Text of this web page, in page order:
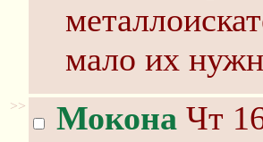
мало их
>> Мокона Чт